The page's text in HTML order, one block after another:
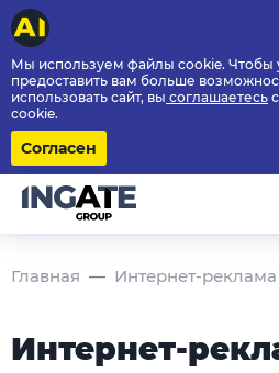
Мы используем файлы cookie. Чтобы
предоставить вам больше
использовать сайт, вы соглашаетесь с
cookie.
Согласен
Главная Интернет-
Интернет-